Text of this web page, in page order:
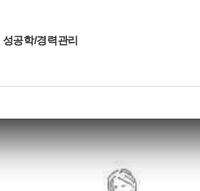
성공학/경력관리